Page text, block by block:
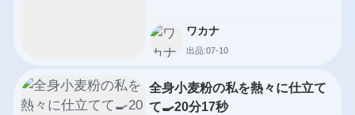
ワカナ
出品:07-10
全身小麦粉の私を熱々に仕立て
て🍳20分17秒